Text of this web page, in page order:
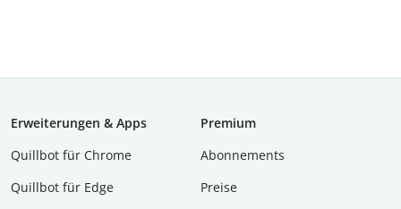
Erweiterungen & Apps
Quillbot für Chrome
Quillbot für Edge
Premium
Abon­ne­ments
Preise